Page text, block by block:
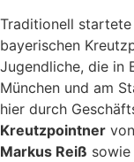
Traditionell
bayerischen
Jugendliche, die in
München und am
hier durch
Kreutzpointner
Markus Reiß